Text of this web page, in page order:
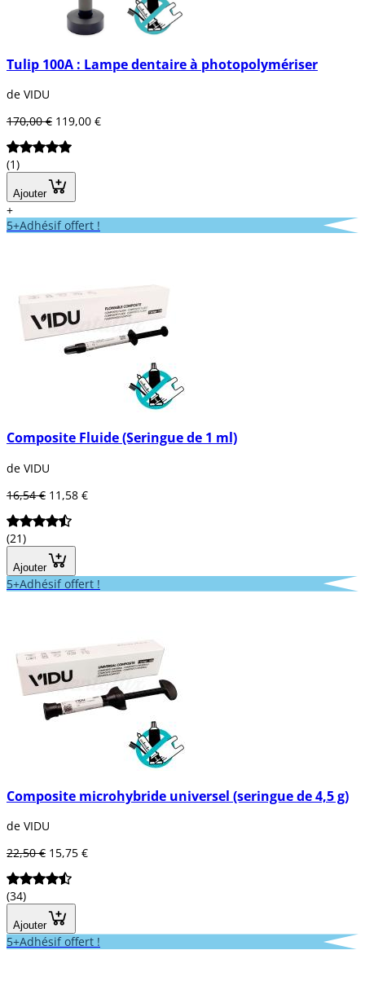
Tulip 100A : Lampe dentaire à photopolymériser
de VIDU
170,00 € 119,00 €
(1)
Ajouter
+
5+Adhésif offert !
Composite Fluide (Seringue de 1 ml)
de VIDU
16,54 € 11,58 €
(21)
Ajouter
5+Adhésif offert !
Composite microhybride universel (seringue de 4,5 g)
de VIDU
22,50 € 15,75 €
(34)
Ajouter
5+Adhésif offert !